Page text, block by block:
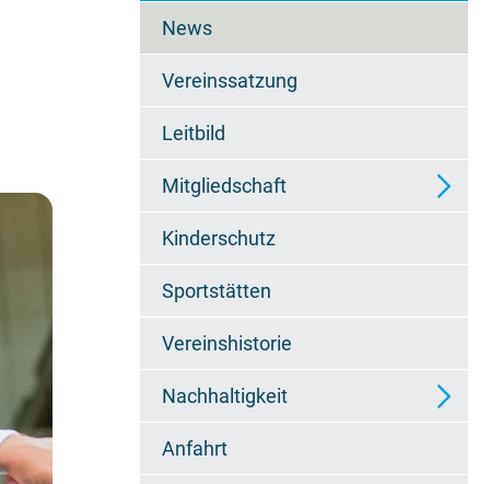
News
Vereinssatzung
Leitbild
Mitgliedschaft
Ansprechpartner
Beitragsordnung / Kosten
Datenschutzerklärung
Kinderschutz
Sportstätten
Vereinshistorie
Nachhaltigkeit
Photovoltaik und Ökostrom
Anfahrt